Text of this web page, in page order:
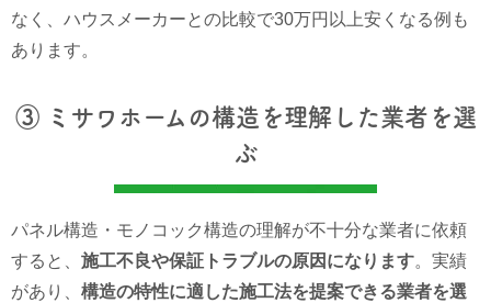
なく、ハウスメーカーとの比較で30万円以上安くなる例も
あります。
③ ミサワホームの構造を理解した業者を選
ぶ
パネル構造・モノコック構造の理解が不十分な業者に依頼
すると、 施工不良や保証トラブルの原因になります。実績
があり、 構造の特性に適した施工法を提案できる業者を選